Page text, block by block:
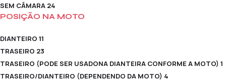
SEM CÂMARA 24
POSIÇÃO NA MOTO
DIANTEIRO 11
TRASEIRO 23
TRASEIRO (PODE SER USADONA DIANTEIRA CONFORME A MOTO) 1
TRASEIRO/DIANTEIRO (DEPENDENDO DA MOTO) 4